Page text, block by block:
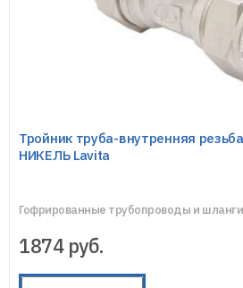
Тройник труба-внутренняя
НИКЕЛЬ Lavita
Гофрированные трубопроводы и шланги
1874 руб.